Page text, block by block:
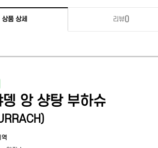
상품 상세 리뷰()
뎅 앙 샹탕 부하슈
)
역